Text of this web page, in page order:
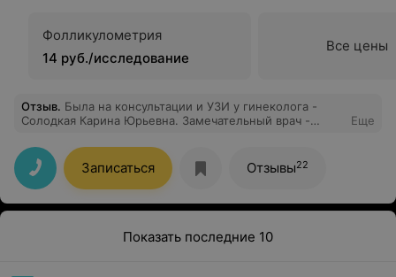
Фолликулометрия
14 руб./исследование
Все цены
Отзыв. Была на консультации и УЗИ у гинеколога -
Солодкая Карина Юрьевна. Замечательный врач -
внимательна, доброжелательна, чуткое отношение и
очень аккуратный осмотр. Огромная благодарность
врачу!
Еще
Записаться Отзывы22
Показать последние 10